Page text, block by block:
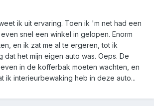
ik uit ervaring. Toen ik 'm net had een
snel een winkel in gelopen. Enorm
en ik zat me al te ergeren, tot ik
dat het mijn eigen auto was. Oeps. De
in de kofferbak moeten wachten, en
ik interieurbewaking heb in deze auto...